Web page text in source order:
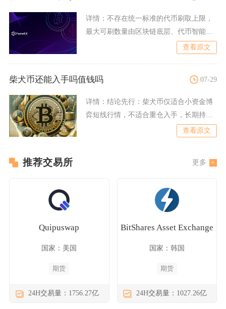
详情： 不存在统一标准的代币刷取上限，
最大可刷数量由区块链底层、代币智能合
查看原文
柴犬币还能入手吗值钱吗 07-29
详情： 结论先行：柴犬币仅适合小资金博
弈短线行情，不适合重仓入手，长期持有
查看原文
推荐交易所 更多
Quipuswap
国家：美国
期货
24H交易量：1756.27亿
BitShares Asset Exchange
国家：韩国
期货
24H交易量：1027.26亿